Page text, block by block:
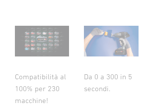
Compatibilità al
100% per 230
macchine!
Da 0 a 300 in 5
secondi.